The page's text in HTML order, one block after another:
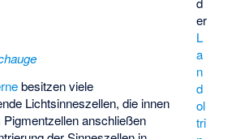
er
L
a
n
d
ol
tri
besitzen viele
Lichtsinneszellen, die innen
anschließen